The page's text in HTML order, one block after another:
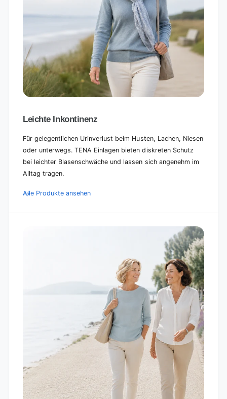
Leichte Inkontinenz
Für gelegentlichen Urinverlust beim Husten, Lachen, Niesen
oder unterwegs. TENA Einlagen bieten diskreten Schutz
bei leichter Blasenschwäche und lassen sich angenehm im
Alltag tragen.
Alle Produkte ansehen